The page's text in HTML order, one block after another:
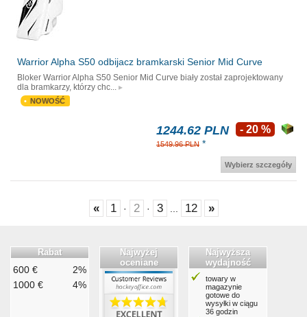
Warrior Alpha S50 odbijacz bramkarski Senior Mid Curve
Bloker Warrior Alpha S50 Senior Mid Curve biały został zaprojektowany
dla bramkarzy, którzy chc...
NOWOŚĆ
1244.62 PLN
1549.96 PLN *
- 20 %
Wybierz szczegóły
« 1 · 2 · 3 12 »
Rabat
600 €
2%
1000 €
4%
Najwyżej
oceniane
Najwyższa
wydajność
towary w
magazynie
gotowe do
wysyłki w ciągu
36 godzin